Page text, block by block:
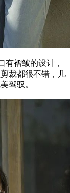
褶皱的设计，
裁都很不错，几
驾驭。